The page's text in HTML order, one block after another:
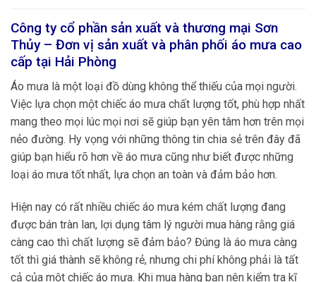
Công ty cổ phần sản xuất và thương mại Sơn
Thủy – Đơn vị sản xuất và phân phối áo mưa cao
cấp tại Hải Phòng
Áo mưa là một loại đồ dùng không thể thiếu của mọi người.
Việc lựa chọn một chiếc áo mưa chất lượng tốt, phù hợp nhất
mang theo mọi lúc mọi nơi sẽ giúp bạn yên tâm hơn trên mọi
nẻo đường. Hy vọng với những thông tin chia sẻ trên đây đã
giúp bạn hiểu rõ hơn về áo mưa cũng như biết được những
loại áo mưa tốt nhất, lựa chọn an toàn và đảm bảo hơn.
Hiện nay có rất nhiều chiếc áo mưa kém chất lượng đang
được bán tràn lan, lợi dụng tâm lý người mua hàng rằng giá
càng cao thì chất lượng sẽ đảm bảo? Đúng là áo mưa càng
tốt thì giá thành sẽ không rẻ, nhưng chi phí không phải là tất
cả của một chiếc áo mưa. Khi mua hàng bạn nên kiểm tra kĩ